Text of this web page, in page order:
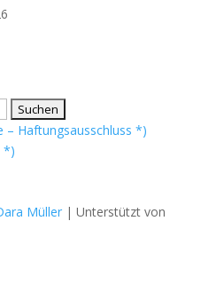
– Haftungsausschluss *)
*)
Müller| Unterstützt von